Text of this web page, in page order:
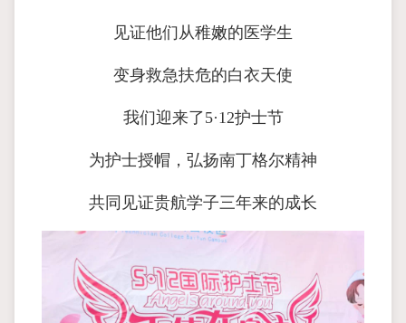
见证他们从稚嫩的医学生
变身救急扶危的白衣天使
我们迎来了5·12护士节
为护士授帽，弘扬南丁格尔精神
共同见证贵航学子三年来的成长